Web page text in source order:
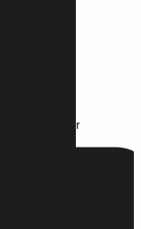
· Bockhorner